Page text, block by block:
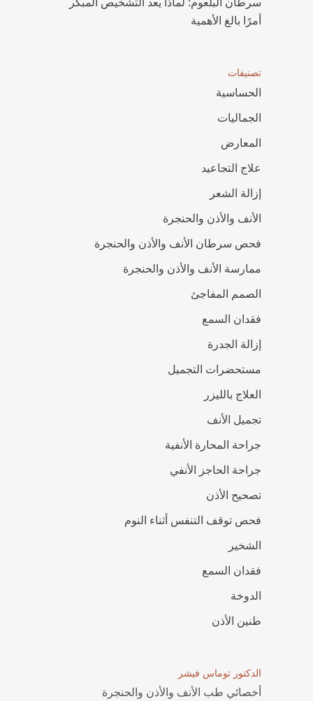
أمرًا بالغ الأهمية
تصنيفات
الحساسية
الجماليات
المعارض
علاج التجاعيد
إزالة الشعر
الأنف والأذن والحنجرة
فحص سرطان الأنف والأذن والحنجرة
ممارسة الأنف والأذن والحنجرة
الصمم المفاجئ
فقدان السمع
إزالة الجدرة
مستحضرات التجميل
العلاج بالليزر
تجميل الأنف
جراحة المحارة الأنفية
جراحة الحاجز الأنفي
تصحيح الأذن
فحص توقف التنفس أثناء النوم
الشخير
فقدان السمع
الدوخة
طنين الأذن
الدكتور توماس فيشر
أخصائي طب الأنف والأذن والحنجرة